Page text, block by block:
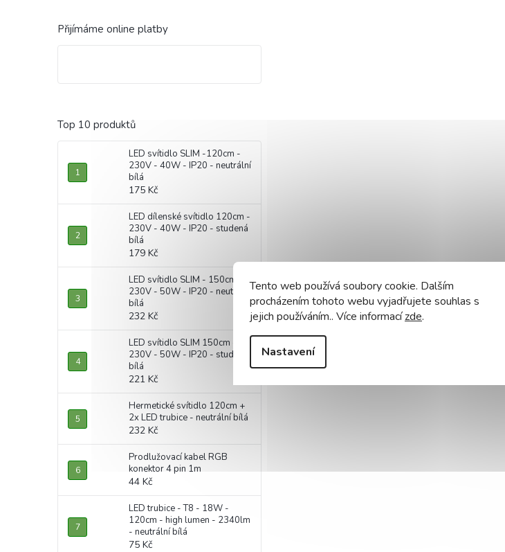
Tento web používá soubory cookie. Dalším
procházením tohoto webu vyjadřujete souhlas s
jejich používáním.. Více informacízde.
Nastavení
Přijímáme online platby
Top 10 produktů
LED svítidlo SLIM -120cm -
230V - 40W - IP20 - neutrální
bílá
175 Kč
LED dílenské svítidlo 120cm -
230V - 40W - IP20 - studená
bílá
179 Kč
LED svítidlo SLIM - 150cm -
230V - 50W - IP20 - neutrální
bílá
232 Kč
LED svítidlo SLIM 150cm -
230V - 50W - IP20 - studená
bílá
221 Kč
Hermetické svítidlo 120cm +
2x LED trubice - neutrální bílá
232 Kč
Prodlužovací kabel RGB
konektor 4 pin 1m
44 Kč
LED trubice - T8 - 18W -
120cm - high lumen - 2340lm
- neutrální bílá
75 Kč